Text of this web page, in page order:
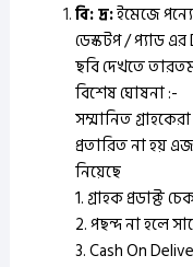
বি: দ্র:ইমেজে
ডেস্কটপ / প্যাড
ছবি দেখতে
বিশেষ ঘোষনা :-
সম্মানিত
প্রতারিত না হয়
নিয়েছে
1. গ্রাহক প্রডাক্ট
2. পছন্দ না হলে
3. Cash On